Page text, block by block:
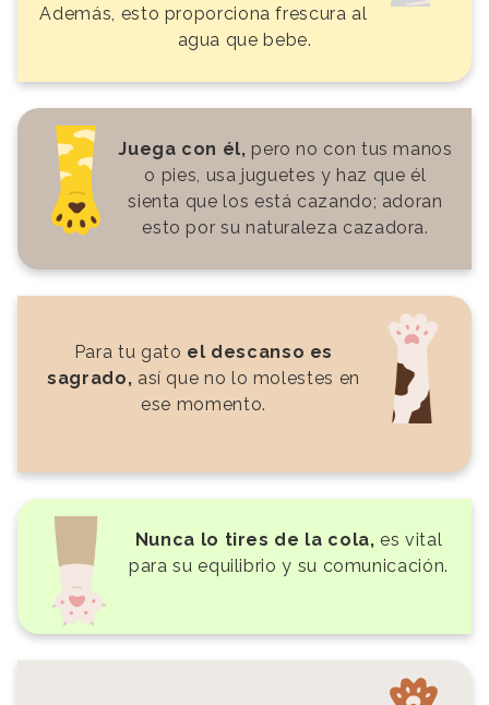
Además, esto proporciona frescura al
agua que bebe.
Juega con él, pero no con tus manos
o pies, usa juguetes y haz que él
sienta que los está cazando; adoran
esto por su naturaleza cazadora.
Para tu gato el descanso es
sagrado, así que no lo molestes en
ese momento.
Nunca lo tires de la cola, es vital
para su equilibrio y su comunicación.